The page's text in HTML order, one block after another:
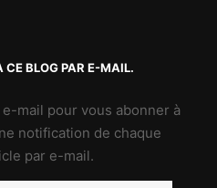
BLOG PAR E-MAIL.
mail pour vous abonner à
notification de chaque
par e-mail.